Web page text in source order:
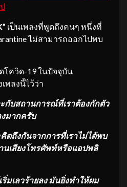
เป็นเพลงที่พูดถึงคนๆ หนึ่งที่
ไม่สามารถออกไปพบ
ควิด-19 ในปัจจุบัน
พลงนี้ไว้ว่า
กับสถานการณ์ที่เราต้องกักตัว
มากครับ
ดถึงกันจากการที่เราไม่ได้พบ
นเสียงโทรศัพท์หรือแอปพลิ
มเลวร้ายลง มันยิ่งทำให้ผม